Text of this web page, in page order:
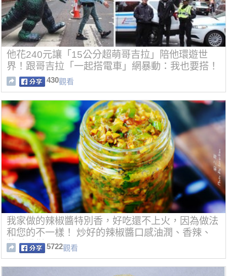
他花240元讓「15公分超萌哥吉拉」陪他環遊世
界！跟哥吉拉「一起搭電車」網暴動：我也要搭！
430觀看
我家做的辣椒醬特別香，好吃還不上火，因為做法
和您的不一樣！ 炒好的辣椒醬口感油潤、香辣、
醬香濃鬱。5722觀看